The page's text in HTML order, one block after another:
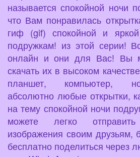
называется спокойной ночи
что Вам понравилась
гиф (gif) спокойной и
подружкам! из этой серии!
онлайн и они для Вас! Вы
скачать их в высоком
планшет, компьютер,
абсолютно любые открытки,
на тему спокойной ночи
можете легко отправить
изображения своим друзьям,
бесплатно поделиться через